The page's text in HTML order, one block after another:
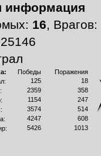
информация
16, Врагов:
Победы
Поражения
125
18
2359
358
1154
247
3574
514
4247
608
5426 1013